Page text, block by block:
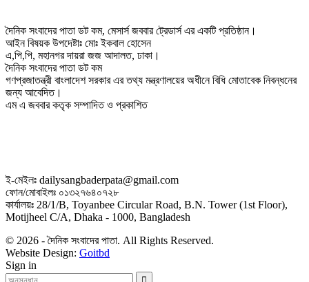
দৈনিক সংবাদের পাতা ডট কম, মেসার্স জববার ট্রেডার্স এর একটি প্রতিষ্ঠান।
আইন বিষয়ক উপদেষ্টাঃ মোঃ ইকবাল হোসেন
এ,পি,পি, মহানগর দায়রা জজ আদালত, ঢাকা।
দৈনিক সংবাদের পাতা ডট কম
গণপ্রজাতন্ত্রী বাংলাদেশ সরকার এর তথ্য মন্ত্রণালয়ের অধীনে বিধি মোতাবেক নিবন্ধনের
জন্য আবেদিত।
এম এ জববার কতৃক সম্পাদিত ও প্রকাশিত
ই-মেইলঃ dailysangbaderpata@gmail.com
ফোন/মোবাইলঃ ০১৩২৭৬৪০৭২৮
কার্যালয়ঃ 28/1/B, Toyanbee Circular Road, B.N. Tower (1st Floor),
Motijheel C/A, Dhaka - 1000, Bangladesh
© 2026 - দৈনিক সংবাদের পাতা. All Rights Reserved.
Website Design: Goitbd
Sign in